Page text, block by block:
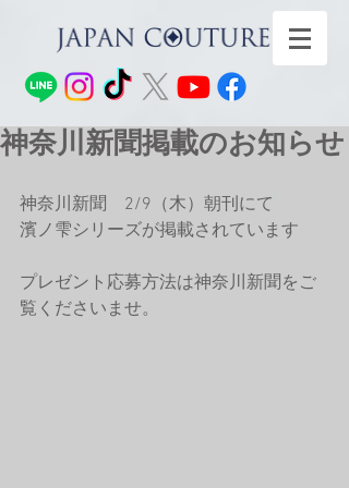
神奈川新聞掲載のお知らせ
神奈川新聞　2/9（木）朝刊にて
濱ノ雫シリーズが掲載されています
プレゼント応募方法は神奈川新聞をご
覧くださいませ。